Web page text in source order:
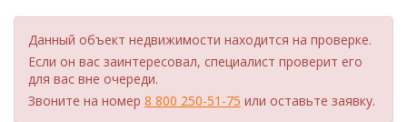
Данный объект недвижимости находится на проверке.
Если он вас заинтересовал, специалист проверит его
для вас вне очереди.
Звоните на номер 8 800 250-51-75 или оставьте заявку.